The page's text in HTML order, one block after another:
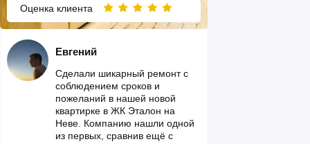
Оценка клиента
Сделали шикарный ремонт с
соблюдением сроков и
пожеланий в нашей новой
квартирке в ЖК Эталон на
Неве. Компанию нашли одной
из первых, сравнив ещё с
Евгений